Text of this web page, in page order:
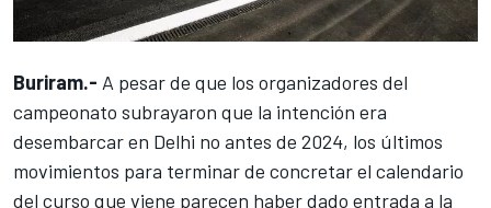
Buriram.- A pesar de que los organizadores del
campeonato subrayaron que la intención era
desembarcar en Delhi no antes de 2024, los últimos
movimientos para terminar de concretar el calendario
del curso que viene parecen haber dado entrada a la